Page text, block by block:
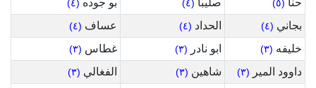
حنا (٥) صليبا (٤) بو جوده (٤)
بجاني (٤) الحداد (٤) عساف (٤)
خليفه (٣) ابو نادر (٣) غطاس (٣)
داوود المير (٣) شاهين (٣) الفغالي (٣)